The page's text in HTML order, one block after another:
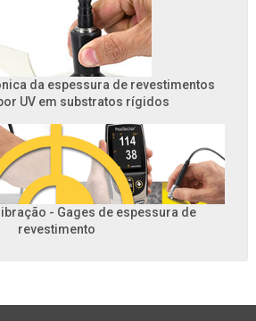
da espessura de revestimentos
UV em substratos rígidos
- Gages de espessura de
revestimento